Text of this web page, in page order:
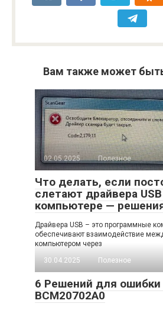
Вам также может
02.05.2025 Полезное
Что делать, если
слетают драйвера
компьютере —
Драйвера USB – это программные
обеспечивают взаимодействие
компьютером через
30.04.2025
Полезное
6 Решений для ошибки
BCM20702A0